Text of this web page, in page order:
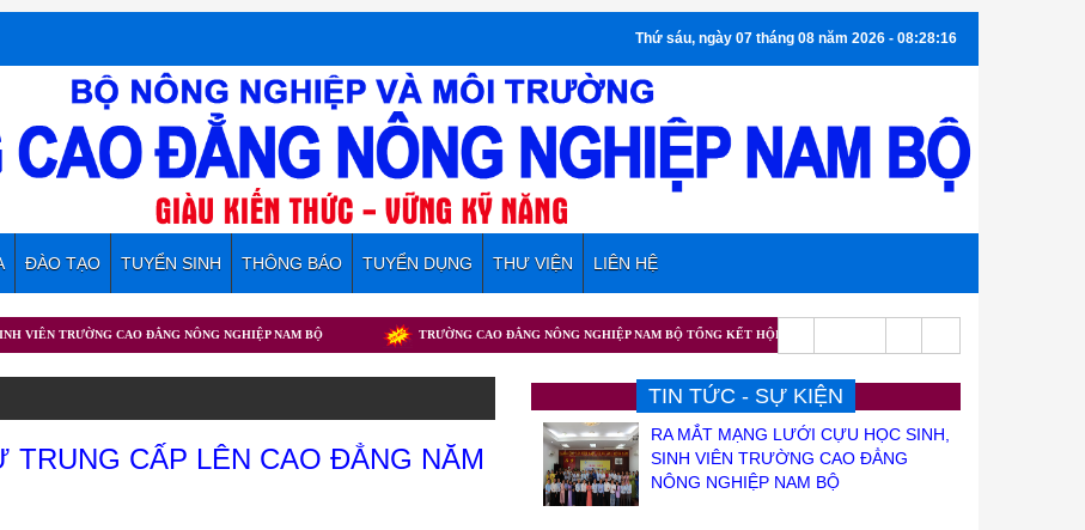
Thứ sáu, ngày 07 tháng 08 năm 2026 - 08:28:16
ĐÀO TẠO TUYỂN SINH THÔNG BÁO TUYỂN DỤNG THƯ VIỆN LIÊN HỆ
CAO ĐẲNG NÔNG NGHIỆP NAM BỘ TRƯỜNG CAO ĐẲNG NÔNG NGHIỆP NAM BỘ TỔNG KẾT HỘI GIẢNG NHÀ GIÁO GIÁO DỤC NGHỀ NGHIỆP CẤP TRƯỜNG
TRUNG CẤP LÊN CAO ĐẲNG NĂM
TIN TỨC - SỰ KIỆN
RA MẮT MẠNG LƯỚI CỰU HỌC SINH,
SINH VIÊN TRƯỜNG CAO ĐẲNG
NÔNG NGHIỆP NAM BỘ